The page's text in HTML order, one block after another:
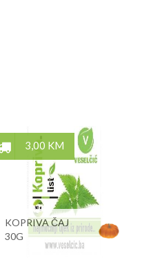
3,00 KM
KOPRIVA ČAJ
30G